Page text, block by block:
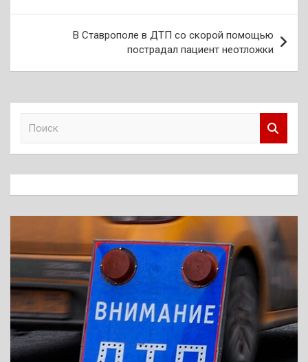
записям
В Ставрополе в ДТП со скорой помощью
пострадал пациент неотложки
к